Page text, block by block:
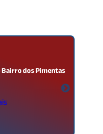
dos Pimentas